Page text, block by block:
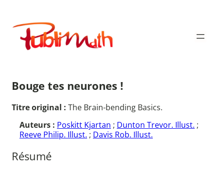
contenu
Publimath
Bouge tes neurones !
Titre original : The Brain-bending Basics.
Auteurs : Poskitt Kjartan ; Dunton Trevor. Illust. ;
Reeve Philip. Illust. ; Davis Rob. Illust.
Résumé